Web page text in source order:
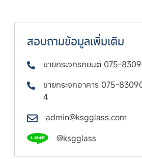
สอบถามข้อมูลเพิ่มเติม
ขายกระจกรถยนต์ 075-
ขายกระจกอาคาร 075-
4
admin@ksgglass.com
@ksgglass